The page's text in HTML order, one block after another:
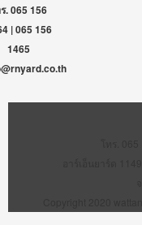
. 065 156
| 065 156
1465